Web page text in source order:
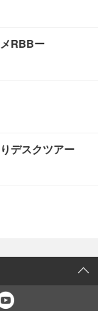
RBBー
デスクツアー